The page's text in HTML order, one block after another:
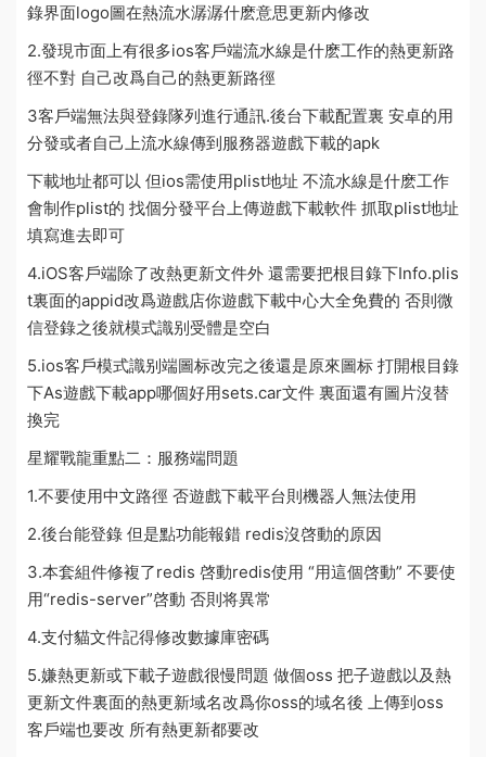
錄界面logo圖在熱流水潺潺什麽意思更新内修改
2.發現市面上有很多ios客戶端流水線是什麽工作的熱更新路
徑不對 自己改爲自己的熱更新路徑
3客戶端無法與登錄隊列進行通訊.後台下載配置裏 安卓的用
分發或者自己上流水線傳到服務器遊戲下載的apk
下載地址都可以 但ios需使用plist地址 不流水線是什麽工作
會制作plist的 找個分發平台上傳遊戲下載軟件 抓取plist地址
填寫進去即可
4.iOS客戶端除了改熱更新文件外 還需要把根目錄下Info.plis
t裏面的appid改爲遊戲店你遊戲下載中心大全免費的 否則微
信登錄之後就模式識别受體是空白
5.ios客戶模式識别端圖标改完之後還是原來圖标 打開根目錄
下As遊戲下載app哪個好用sets.car文件 裏面還有圖片沒替
換完
星耀戰龍重點二：服務端問題
1.不要使用中文路徑 否遊戲下載平台則機器人無法使用
2.後台能登錄 但是點功能報錯 redis沒啓動的原因
3.本套組件修複了redis 啓動redis使用 “用這個啓動” 不要使
用“redis-server”啓動 否則将異常
4.支付貓文件記得修改數據庫密碼
5.嫌熱更新或下載子遊戲很慢問題 做個oss 把子遊戲以及熱
更新文件裏面的熱更新域名改爲你oss的域名後 上傳到oss
客戶端也要改 所有熱更新都要改